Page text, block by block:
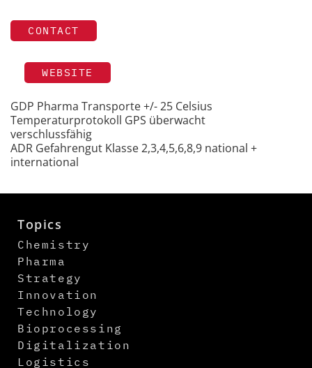
CONTACT
WEBSITE
GDP Pharma Transporte +/- 25 Celsius
Temperaturprotokoll GPS überwacht
verschlussfähig
ADR Gefahrengut Klasse 2,3,4,5,6,8,9 national +
international
Topics
Chemistry
Pharma
Strategy
Innovation
Technology
Bioprocessing
Digitalization
Logistics